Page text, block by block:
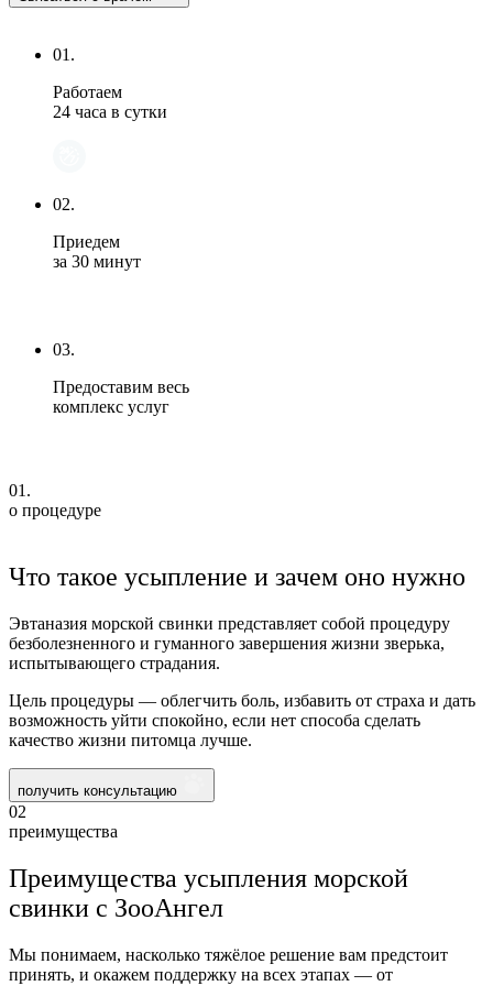
01.
Работаем
24 часа в сутки
02.
Приедем
за 30 минут
03.
Предоставим весь
комплекс услуг
01.
о процедуре
Что такое усыпление и зачем оно нужно
Эвтаназия морской свинки представляет собой процедуру
безболезненного и гуманного завершения жизни зверька,
испытывающего страдания.
Цель процедуры — облегчить боль, избавить от страха и дать
возможность уйти спокойно, если нет способа сделать
качество жизни питомца лучше.
получить консультацию
02
преимущества
Преимущества усыпления морской
свинки с ЗооАнгел
Мы понимаем, насколько тяжёлое решение вам предстоит
принять, и окажем поддержку на всех этапах — от